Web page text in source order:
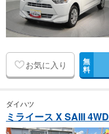
お気に入り 無
料
ダイハツ
ミライース X SAIII 4WD